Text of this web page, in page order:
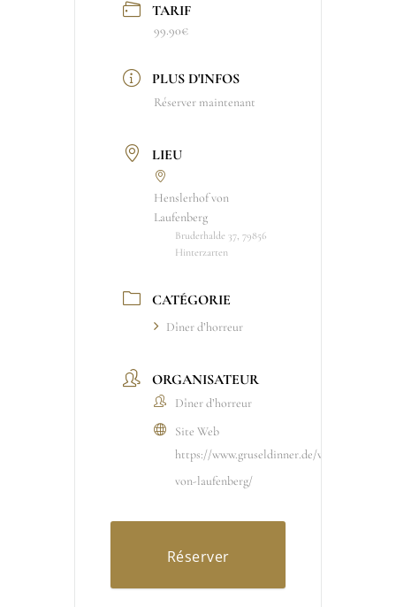
TARIF
99.90€
PLUS D'INFOS
Réserver maintenant
LIEU
Henslerhof von
Laufenberg
Bruderhalde 37, 79856
Hinterzarten
CATÉGORIE
Dîner d’horreur
ORGANISATEUR
Dîner d’horreur
Site Web
https://www.gruseldinner.de/
von-laufenberg/
Réserver